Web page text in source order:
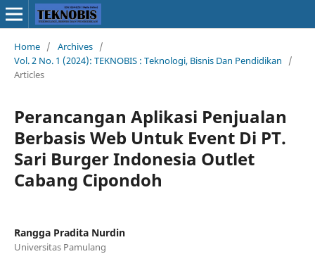
Home / Archives /
Vol. 2 No. 1 (2024): TEKNOBIS : Teknologi, Bisnis Dan Pendidikan
/
Articles
Perancangan Aplikasi Penjualan
Berbasis Web Untuk Event Di PT.
Sari Burger Indonesia Outlet
Cabang Cipondoh
Rangga Pradita Nurdin
Universitas Pamulang